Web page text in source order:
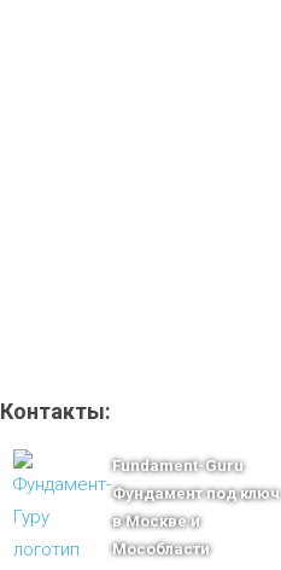
Контакты:
Fundament-Guru
Фундамент под ключ
в Москве и
Мособласти